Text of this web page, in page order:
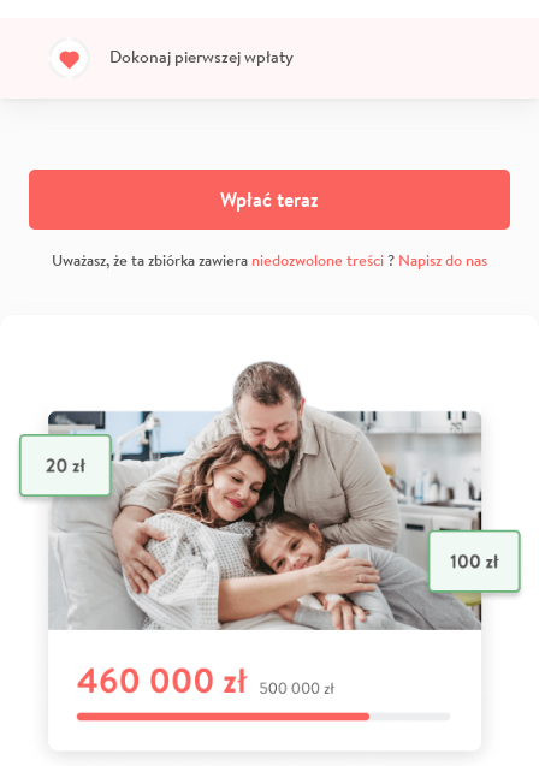
Dokonaj pierwszej wpłaty
Wpłać teraz
Uważasz, że ta zbiórka zawiera niedozwolone treści? Napisz do nas